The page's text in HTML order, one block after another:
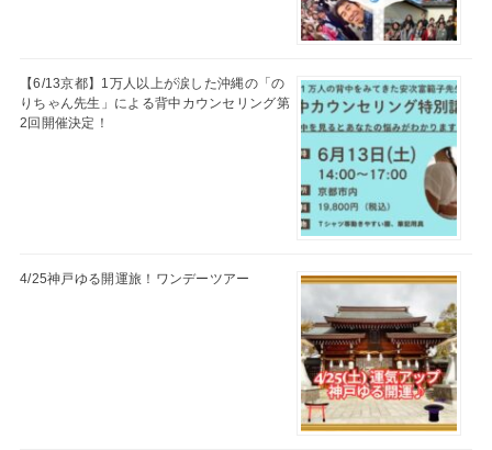
【6/13京都】1万人以上が涙した沖縄の「の
りちゃん先生」による背中カウンセリング第
2回開催決定！
4/25神戸ゆる開運旅！ワンデーツアー